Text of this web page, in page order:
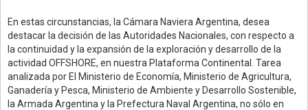
En estas circunstancias, la Cámara Naviera Argentina, desea
destacar la decisión de las Autoridades Nacionales, con respecto a
la continuidad y la expansión de la exploración y desarrollo de la
actividad OFFSHORE, en nuestra Plataforma Continental. Tarea
analizada por El Ministerio de Economía, Ministerio de Agricultura,
Ganadería y Pesca, Ministerio de Ambiente y Desarrollo Sostenible,
la Armada Argentina y la Prefectura Naval Argentina, no sólo en